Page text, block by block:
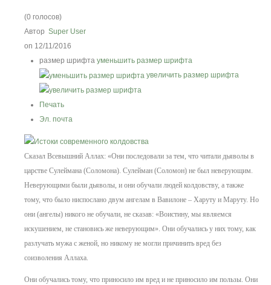
(0 голосов)
Автор Super User
on 12/11/2016
размер шрифта уменьшить размер шрифта
увеличить размер шрифта
Печать
Эл. почта
Сказал Всевышний Аллах: «Они последовали за тем, что читали дьяволы в
царстве Сулеймана (Соломона). Сулейман (Соломон) не был неверующим.
Неверующими были дьяволы, и они обучали людей колдовству, а также
тому, что было ниспослано двум ангелам в Вавилоне – Харуту и Маруту. Но
они (ангелы) никого не обучали, не сказав: «Воистину, мы являемся
искушением, не становись же неверующим». Они обучались у них тому, как
разлучать мужа с женой, но никому не могли причинить вред без
соизволения Аллаха.
Они обучались тому, что приносило им вред и не приносило им пользы. Они